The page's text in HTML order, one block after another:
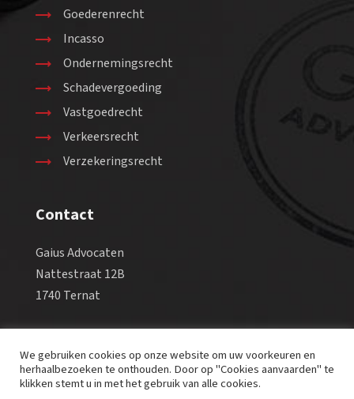
Goederenrecht
Incasso
Ondernemingsrecht
Schadevergoeding
Vastgoedrecht
Verkeersrecht
Verzekeringsrecht
Contact
Gaius Advocaten
Nattestraat 12B
1740 Ternat
Fax +32 2 569 38 90
Email info@gaius-law.eu
We gebruiken cookies op onze website om uw voorkeuren en
herhaalbezoeken te onthouden. Door op "Cookies aanvaarden" te
klikken stemt u in met het gebruik van alle cookies.